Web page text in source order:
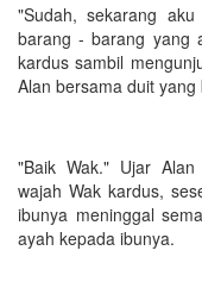
"Sudah, sekarang
barang - barang yang
kardus sambil
Alan bersama duit
"Baik Wak." Ujar
wajah Wak kardus,
ibunya meninggal
ayah kepada ibunya.